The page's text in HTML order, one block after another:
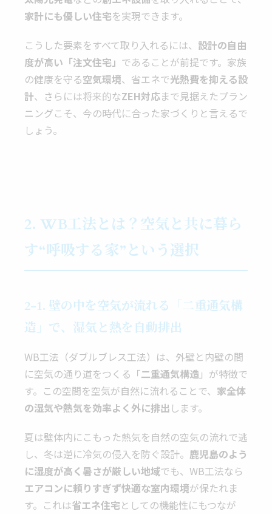
家計にも優しい住宅を実現できます。
こうした要素をすべて取り入れるには、 設計の自由
度が高い「注文住宅」 であることが前提です。家族
の健康を守る空気環境、省エネで光熱費を抑える設
計、さらには将来的なZEH対応まで見据えたプラン
ニングこそ、今の時代に合った家づくりと言えるで
しょう。
2. WB工法とは？空気と共に暮ら
す“呼吸する家”という選択
2-1. 壁の中を空気が流れる「二重通気構
造」で、湿気と熱を自動排出
WB工法（ダブルブレス工法）は、外壁と内壁の間
に空気の通り道をつくる「二重通気構造」が特徴で
す。この空間を空気が自然に流れることで、 家全体
の湿気や熱気を効率よく外に排出 します。
夏は壁体内にこもった熱気を自然の空気の流れで逃
し、冬は逆に冷気の侵入を防ぐ設計。 鹿児島のよう
に湿度が高く暑さが厳しい地域でも、WB工法なら
エアコンに頼りすぎず快適な室内環境が保たれま
す。これは省エネ住宅としての機能性にもつなが